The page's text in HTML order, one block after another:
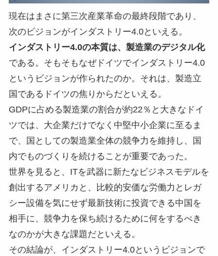
現在はまさに第三次産業革命の最終段階であり、
次のビジョンがインダストリー4.0といえる。
インダストリー4.0の本質は、製造業のデジタル化
である。そもそもなぜドイツでインダストリー4.0
というビジョンが作られたのか。それは、製造立
国であるドイツの焦りからだといえる。
GDPに占める製造業の割合が約22％と大きなドイ
ツでは、大企業だけでなく中堅中小企業に至るま
で、国としての製造業全体の競争力を維持し、国
内でものづくりを続けることが重要であった。
世界を見ると、ITを武器に新たなビジネスモデルを
創出するアメリカと、比較的安価な労働力とレガ
シー設備を気にせず最新技術に投資できる中国を
相手に、競争力を保ち続けるために何をするべき
なのかが大きな課題だといえる。
その結論が、インダストリー4.0というビジョンで